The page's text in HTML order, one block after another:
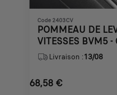
Code 2403CV
POMMEAU DE
VITESSES BVM5 -
ALUMINIUM
Livraison :13/08
68,58 €